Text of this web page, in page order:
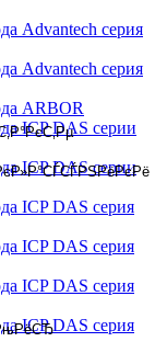
Advantech серия
Advantech серия
ARBOR
ICP DAS серии
ICP DAS серии
ICP DAS серия
ICP DAS серия
ICP DAS серия
ICP DAS серия